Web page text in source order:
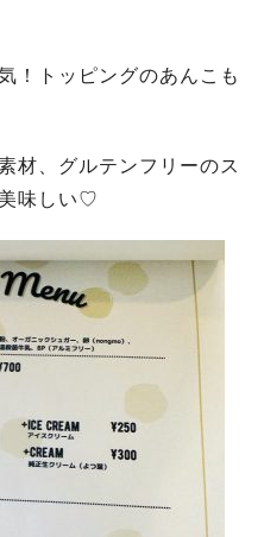
！トッピングのあんこも
材、グルテンフリーのス
味しい♡